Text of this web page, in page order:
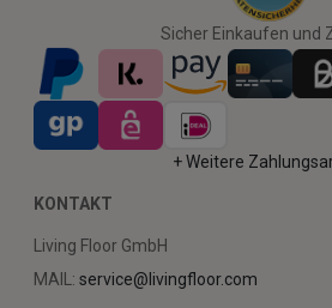
Sicher Einkaufen und
+ Weitere
KONTAKT
Living Floor GmbH
MAIL: service@livingfloor.com